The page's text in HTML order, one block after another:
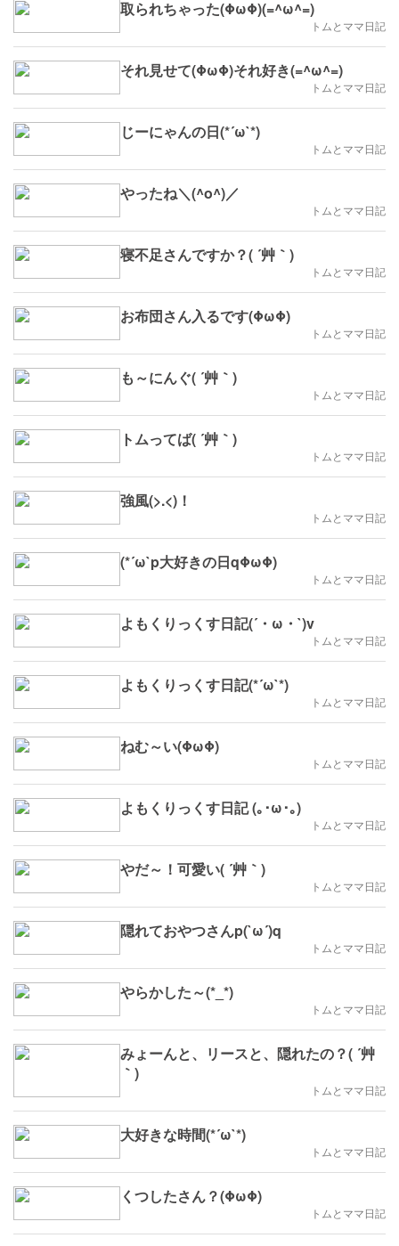
取られちゃった(ΦωΦ)(=^ω^=)
トムとママ日記
それ見せて(ΦωΦ)それ好き(=^ω^=)
トムとママ日記
じーにゃんの日(*´ω`*)
トムとママ日記
やったね＼(^o^)／
トムとママ日記
寝不足さんですか？( ´艸｀)
トムとママ日記
お布団さん入るです(ΦωΦ)
トムとママ日記
も～にんぐ( ´艸｀)
トムとママ日記
トムってば( ´艸｀)
トムとママ日記
強風(>.<)！
トムとママ日記
(*´ω`p大好きの日qΦωΦ)
トムとママ日記
よもくりっくす日記(´・ω・`)v
トムとママ日記
よもくりっくす日記(*´ω`*)
トムとママ日記
ねむ～い(ΦωΦ)
トムとママ日記
よもくりっくす日記 (｡･ω･｡)
トムとママ日記
やだ～！可愛い( ´艸｀)
トムとママ日記
隠れておやつさんp(`ω´)q
トムとママ日記
やらかした～(*_*)
トムとママ日記
みょーんと、リースと、隠れたの？( ´艸
｀)
トムとママ日記
大好きな時間(*´ω`*)
トムとママ日記
くつしたさん？(ΦωΦ)
トムとママ日記